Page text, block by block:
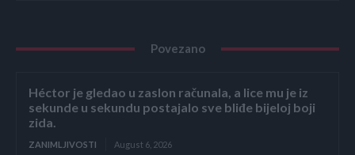
Povezano
Héctor je gledao u zaslon računala, a lice mu je iz
sekunde u sekundu postajalo sve bliđe bijeloj boji
zida.
ZANIMLJIVOSTI August 6, 2026